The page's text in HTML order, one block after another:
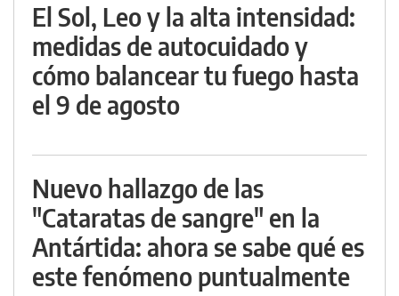
El Sol, Leo y la alta intensidad:
medidas de autocuidado y
cómo balancear tu fuego hasta
el 9 de agosto
Nuevo hallazgo de las
"Cataratas de sangre" en la
Antártida: ahora se sabe qué es
este fenómeno puntualmente